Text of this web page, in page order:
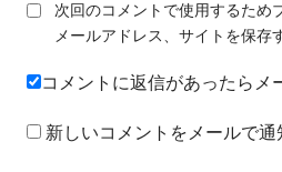
次回のコメントで使用するため
メールアドレス、サイトを保存
コメントに返信があったらメ
新しいコメントをメールで通